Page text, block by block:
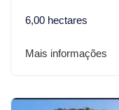
6,00 hectares
Mais informações